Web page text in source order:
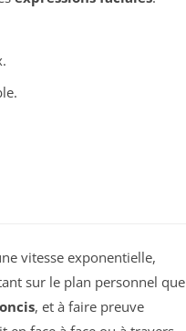
vitesse exponentielle,
sur le plan personnel que
, et à faire preuve